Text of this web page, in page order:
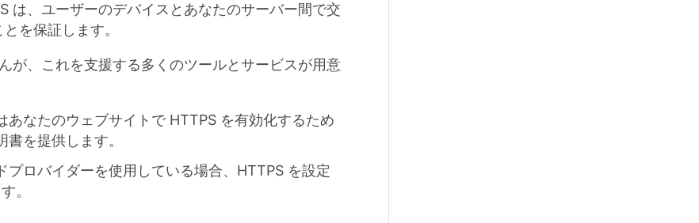
は、ユーザーのデバイスとあなたのサーバー間で交
を保証します。
が、これを支援する多くのツールとサービスが用意
あなたのウェブサイトで HTTPS を有効化するため
を提供します。
ロバイダーを使用している場合、HTTPS を設定
。